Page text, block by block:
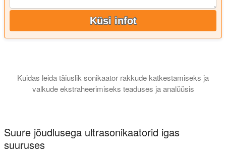
Küsi infot
Kuidas leida täiuslik sonikaator rakkude katkestamiseks ja
valkude ekstraheerimiseks teaduses ja analüüsis
Suure jõudlusega ultrasonikaatorid igas
suuruses